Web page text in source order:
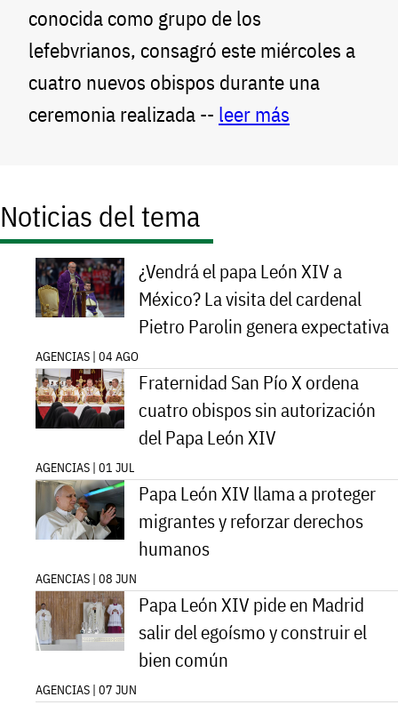
conocida como grupo de los
lefebvrianos, consagró este miércoles a
cuatro nuevos obispos durante una
ceremonia realizada -- leer más
Noticias del tema
¿Vendrá el papa León XIV a
México? La visita del cardenal
Pietro Parolin genera expectativa
AGENCIAS | 04 AGO
Fraternidad San Pío X ordena
cuatro obispos sin autorización
del Papa León XIV
AGENCIAS | 01 JUL
Papa León XIV llama a proteger
migrantes y reforzar derechos
humanos
AGENCIAS | 08 JUN
Papa León XIV pide en Madrid
salir del egoísmo y construir el
bien común
AGENCIAS | 07 JUN